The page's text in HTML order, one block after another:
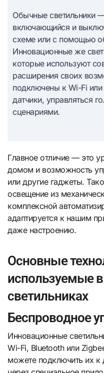
Обычные светильники
включающийся и
схеме или с помощью
Инновационные же
которые используют
расширения своих
подключены к Wi-Fi
датчики, управляться
сценариями.
Главное отличие — это
домом и возможность
или другие гаджеты.
освещение из
комплексной
адаптируется к нашим
даже настроению.
Основные
используемые
светильниках
Беспроводное
Инновационные
Wi-Fi, Bluetooth или
можете подключить их к